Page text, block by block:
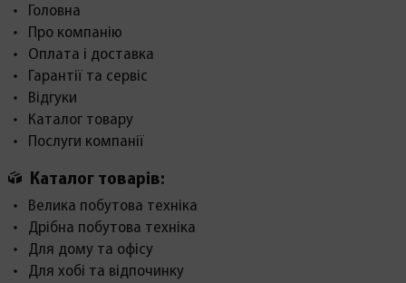
Головна
Про компанію
Оплата і доставка
Гарантії та сервіс
Відгуки
Каталог товару
Послуги компанії
Каталог товарів:
Велика побутова техніка
Дрібна побутова техніка
Для дому та офісу
Для хобі та відпочинку